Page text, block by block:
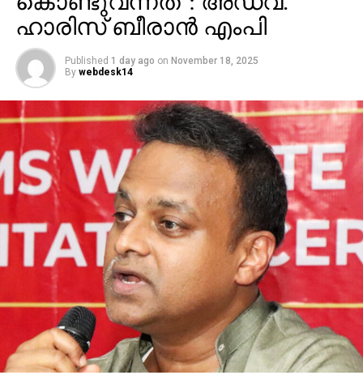
ഹാരിസ് ബീരാൻ എംപി
Published 1 day ago on November 18, 2025
By webdesk14